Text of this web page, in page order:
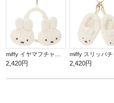
miffy イヤマフチャーム ミッフィー【ミッフィー】
2,420円 2,420円